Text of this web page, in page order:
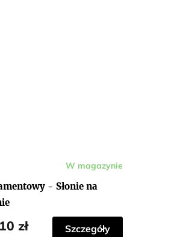
- Słonie na
W magazynie
zł Szczegóły